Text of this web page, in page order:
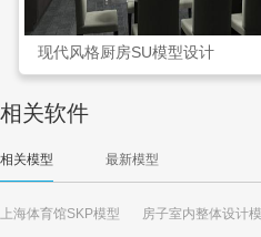
现代风格厨房SU模型设计
相关软件
相关模型 最新模型
上海体育馆SKP模型 房子室内整体设计